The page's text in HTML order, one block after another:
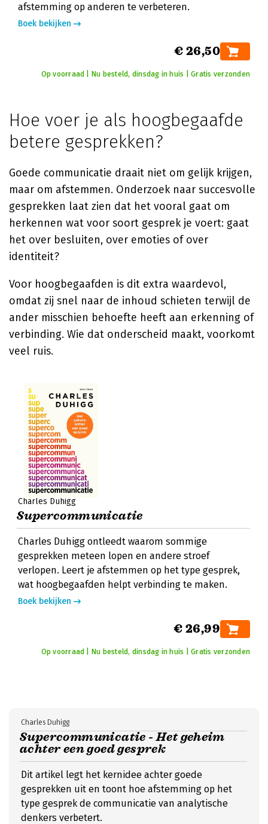
afstemming op anderen te verbeteren.
Boek bekijken
€ 26,50
Op voorraad | Nu besteld, dinsdag in huis | Gratis verzonden
Hoe voer je als hoogbegaafde
betere gesprekken?
Goede communicatie draait niet om gelijk krijgen,
maar om afstemmen. Onderzoek naar succesvolle
gesprekken laat zien dat het vooral gaat om
herkennen wat voor soort gesprek je voert: gaat
het over besluiten, over emoties of over
identiteit?
Voor hoogbegaafden is dit extra waardevol,
omdat zij snel naar de inhoud schieten terwijl de
ander misschien behoefte heeft aan erkenning of
verbinding. Wie dat onderscheid maakt, voorkomt
veel ruis.
Charles Duhigg
Supercommunicatie
Charles Duhigg ontleedt waarom sommige
gesprekken meteen lopen en andere stroef
verlopen. Leert je afstemmen op het type gesprek,
wat hoogbegaafden helpt verbinding te maken.
Boek bekijken
€ 26,99
Op voorraad | Nu besteld, dinsdag in huis | Gratis verzonden
Supercommunicatie - Het geheim
achter een goed gesprek
Charles Duhigg
Dit artikel legt het kernidee achter goede
gesprekken uit en toont hoe afstemming op het
type gesprek de communicatie van analytische
denkers verbetert.